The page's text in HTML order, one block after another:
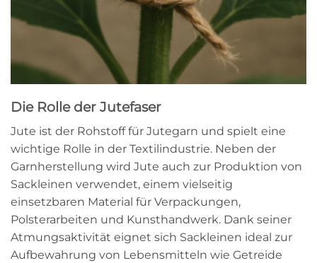
Die Rolle der Jutefaser
Jute ist der Rohstoff für Jutegarn und spielt eine
wichtige Rolle in der Textilindustrie. Neben der
Garnherstellung wird Jute auch zur Produktion von
Sackleinen verwendet, einem vielseitig
einsetzbaren Material für Verpackungen,
Polsterarbeiten und Kunsthandwerk. Dank seiner
Atmungsaktivität eignet sich Sackleinen ideal zur
Aufbewahrung von Lebensmitteln wie Getreide